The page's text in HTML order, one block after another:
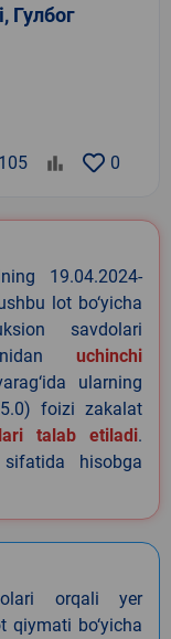
Гулбог
0
105
19.04.2024-
lot bo‘yicha
savdolari
uchinchi
ularning
foizi zakalat
talab etiladi.
hisobga
orqali yer
qiymati bo‘yicha